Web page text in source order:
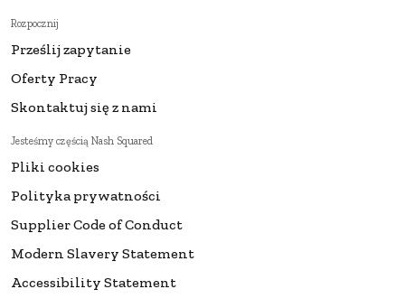
Rozpocznij
Prześlij zapytanie
Oferty Pracy
Skontaktuj się z nami
Jesteśmy częścią Nash Squared
Pliki cookies
Polityka prywatności
Supplier Code of Conduct
Modern Slavery Statement
Accessibility Statement